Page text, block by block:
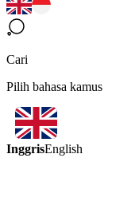
Cari
Pilih bahasa kamus
InggrisEnglish